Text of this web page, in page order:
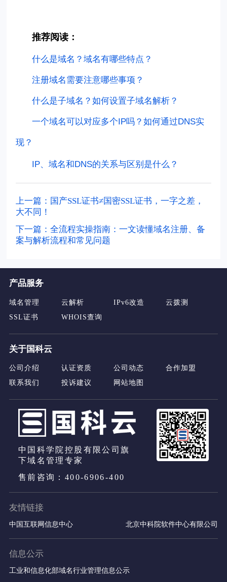
推荐阅读：
什么是域名？域名有哪些特点？
注册域名需要注意哪些事项？
什么是子域名？如何设置子域名解析？
一个域名可以对应多个IP吗？如何通过DNS实
现？
IP、域名和DNS的关系与区别是什么？
上一篇：国产SSL证书≠国密SSL证书，一字之差，
大不同！
下一篇：全流程实操指南：一文读懂域名注册、备
案与解析流程和常见问题
产品服务
域名管理 云解析 IPv6改造
云拨测
SSL证书
WHOIS查询
关于国科云
公司介绍 认证资质 公司动态
合作加盟
联系我们
投诉建议 网站地图
中国科学院控股有限公司旗
下域名管理专家
售前咨询：400-6906-400
友情链接
中国互联网信息中心 北京中科院软件中心有限公司
信息公示
工业和信息化部域名行业管理信息公示